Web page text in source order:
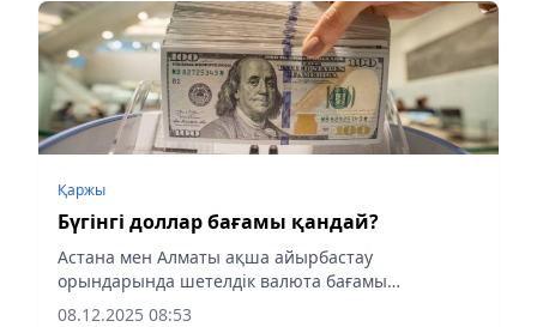
Қаржы
Бүгінгі доллар бағамы қандай?
Астана мен Алматы ақша айырбастау
орындарында шетелдік валюта бағамы
ұсынылды, - деп хабарлайды Aqshamnews.kz.
08.12.2025 08:53